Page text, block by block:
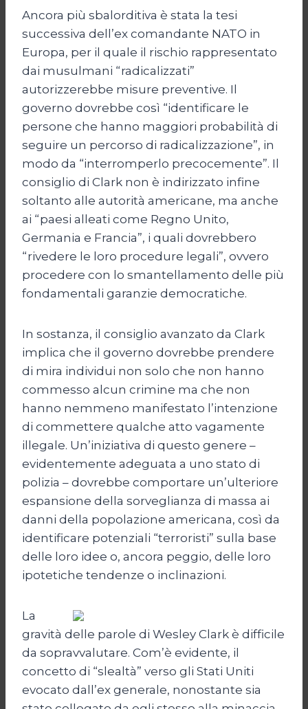
Ancora più sbalorditiva è stata la tesi
successiva dell’ex comandante NATO in
Europa, per il quale il rischio rappresentato
dai musulmani “radicalizzati”
autorizzerebbe misure preventive. Il
governo dovrebbe così “identificare le
persone che hanno maggiori probabilità di
seguire un percorso di radicalizzazione”, in
modo da “interromperlo precocemente”. Il
consiglio di Clark non è indirizzato infine
soltanto alle autorità americane, ma anche
ai “paesi alleati come Regno Unito,
Germania e Francia”, i quali dovrebbero
“rivedere le loro procedure legali”, ovvero
procedere con lo smantellamento delle più
fondamentali garanzie democratiche.
In sostanza, il consiglio avanzato da Clark
implica che il governo dovrebbe prendere
di mira individui non solo che non hanno
commesso alcun crimine ma che non
hanno nemmeno manifestato l’intenzione
di commettere qualche atto vagamente
illegale. Un’iniziativa di questo genere –
evidentemente adeguata a uno stato di
polizia – dovrebbe comportare un’ulteriore
espansione della sorveglianza di massa ai
danni della popolazione americana, così da
identificare potenziali “terroristi” sulla base
delle loro idee o, ancora peggio, delle loro
ipotetiche tendenze o inclinazioni.
La
gravità delle parole di Wesley Clark è difficile
da sopravvalutare. Com’è evidente, il
concetto di “slealtà” verso gli Stati Uniti
evocato dall’ex generale, nonostante sia